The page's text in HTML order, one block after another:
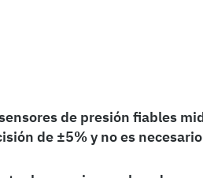
de presión fiables
de ±5% y no es